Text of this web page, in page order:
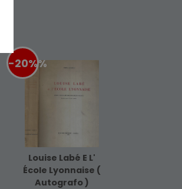
-20%%
Louise Labé E L'
École Lyonnaise (
Autografo )